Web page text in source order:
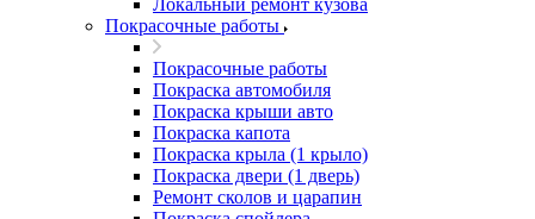
Локальный ремонт кузова
Покрасочные работы
Покрасочные работы
Покраска автомобиля
Покраска крыши авто
Покраска капота
Покраска крыла (1 крыло)
Покраска двери (1 дверь)
Ремонт сколов и царапин